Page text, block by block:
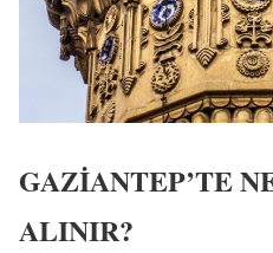
GAZİANTEP’TE
ALINIR?